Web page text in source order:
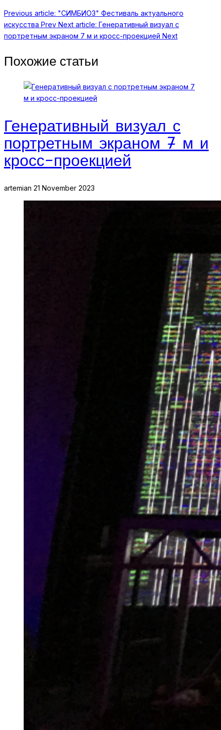
Previous article: "СИМБИОЗ" Фестиваль актуального
искусства Prev Next article: Генеративный визуал с
портретным экраном 7 м и кросс-проекцией Next
Похожие статьи
Генеративный визуал с
портретным экраном 7 м и
кросс-проекцией
artemian 21 November 2023